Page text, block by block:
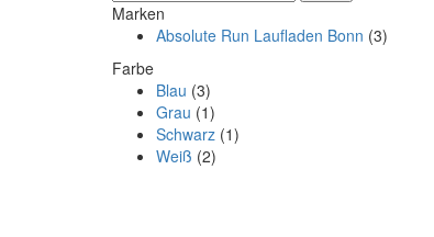
Marken
Absolute Run Laufladen Bonn (3)
Farbe
Blau (3)
Grau (1)
Schwarz (1)
Weiß (2)